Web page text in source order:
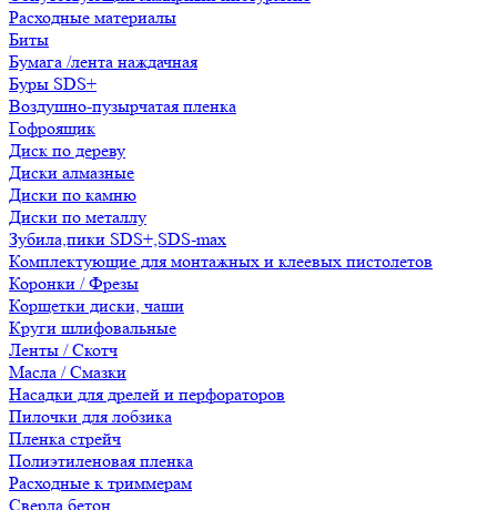
Расходные материалы
Биты
Бумага /лента наждачная
Буры SDS+
Воздушно-пузырчатая пленка
Гофроящик
Диск по дереву
Диски алмазные
Диски по камню
Диски по металлу
Зубила,пики SDS+,SDS-max
Комплектующие для монтажных и клеевых пистолетов
Коронки / Фрезы
Корщетки диски, чаши
Круги шлифовальные
Ленты / Скотч
Масла / Смазки
Насадки для дрелей и перфораторов
Пилочки для лобзика
Пленка стрейч
Полиэтиленовая пленка
Расходные к триммерам
Сверла бетон